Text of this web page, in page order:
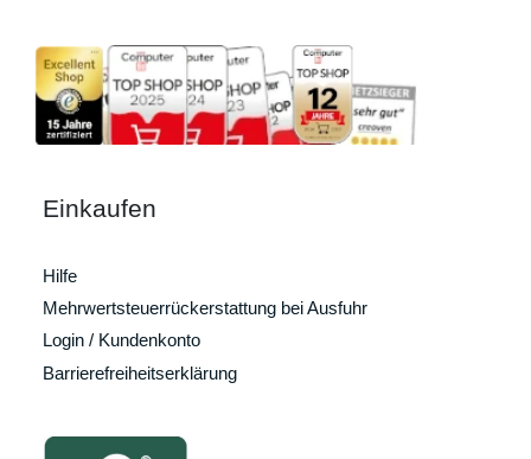
Einkaufen
Hilfe
Mehrwertsteuerrückerstattung bei Ausfuhr
Login / Kundenkonto
Barrierefreiheitserklärung